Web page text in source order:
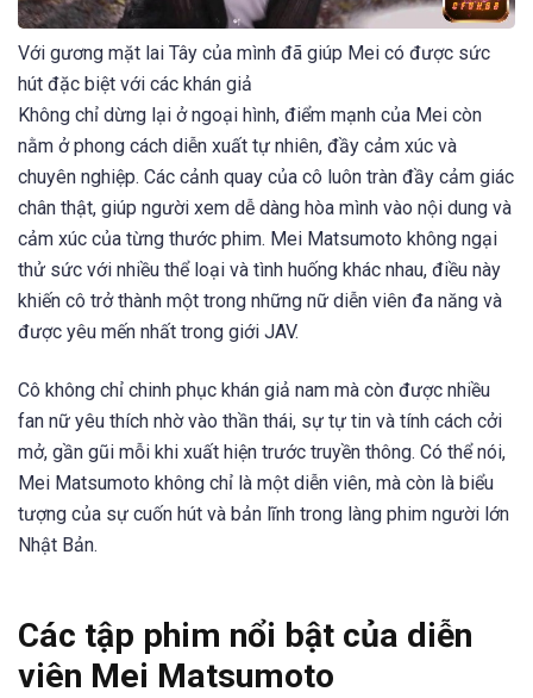
Với gương mặt lai Tây của mình đã giúp Mei có được sức
hút đặc biệt với các khán giả
Không chỉ dừng lại ở ngoại hình, điểm mạnh của Mei còn
nằm ở phong cách diễn xuất tự nhiên, đầy cảm xúc và
chuyên nghiệp. Các cảnh quay của cô luôn tràn đầy cảm giác
chân thật, giúp người xem dễ dàng hòa mình vào nội dung và
cảm xúc của từng thước phim. Mei Matsumoto không ngại
thử sức với nhiều thể loại và tình huống khác nhau, điều này
khiến cô trở thành một trong những nữ diễn viên đa năng và
được yêu mến nhất trong giới JAV.
Cô không chỉ chinh phục khán giả nam mà còn được nhiều
fan nữ yêu thích nhờ vào thần thái, sự tự tin và tính cách cởi
mở, gần gũi mỗi khi xuất hiện trước truyền thông. Có thể nói,
Mei Matsumoto không chỉ là một diễn viên, mà còn là biểu
tượng của sự cuốn hút và bản lĩnh trong làng phim người lớn
Nhật Bản.
Các tập phim nổi bật của diễn
viên Mei Matsumoto